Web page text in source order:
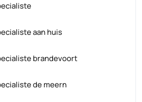
aan huis
brandevoort
de meern